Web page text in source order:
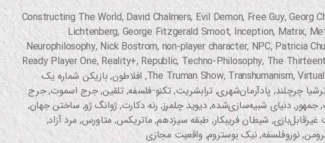
Constructing The World, David Chalmers, Evil Demon, Free Guy,Georg
Lichtenberg, George Fitzgerald Smoot, Inception,Matrix,
Neurophilosophy, Nick Bostrom, non-player character, NPC, Patricia
Ready Player One, Reality+, Republic, Techno-Philosophy, The
The Truman Show, Transhumanism,
, افلاطون, بازیکن شماره یک
چرچلند, پادآرمان‌شهری,ترابشریت,تکنو-فلسفه,تلقین,جرج اسموت,جرج
,جمهور, دنیای شبیه‌سازی‌شده,دیوید چلمرز, رنه دکارت,ژوانگ ژو, ساختن جهان,
, شیطان فریبکار, طبقه سیزدهم,ماتریکس,متاورس, مرد آزاد,
, نوروفلسفه, نیک بوستروم, واقعیت مجازی